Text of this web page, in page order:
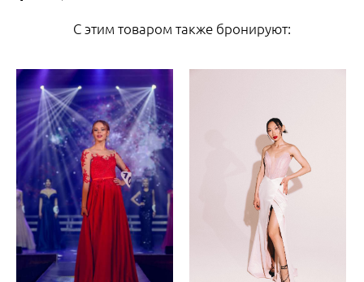
С этим товаром также бронируют: